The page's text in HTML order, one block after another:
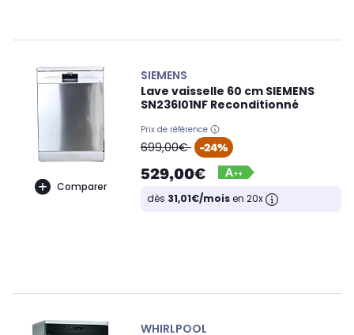
Comparer
SIEMENS
Lave vaisselle 60 cm SIEMENS
SN236I01NF Reconditionné
Prix de référence
oldPrice
699,00€ -24%
529,00€
dès 31,01€/moisen 20x
WHIRLPOOL